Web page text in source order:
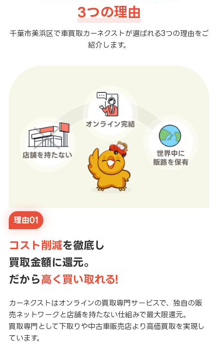
3つの理由
千葉市美浜区で車買取カーネクストが選ばれる3つの理由をご
紹介します。
理由01
コスト削減を徹底し
買取金額に還元。
だから高く買い取れる!
カーネクストはオンラインの買取専門サービスで、独自の販
売ネットワークと店舗を持たない仕組みで最大限還元。
買取専門として下取りや中古車販売店より高価買取を実現し
ています。